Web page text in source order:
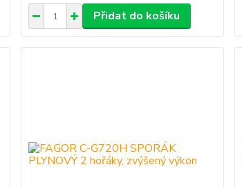
Přidat do košíku